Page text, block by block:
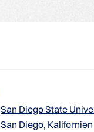
San Diego State
San Diego, Kalifornien